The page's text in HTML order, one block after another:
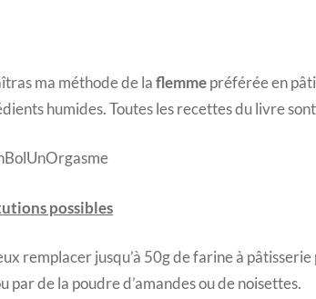
ma méthode de laflemmepréférée en
humides. Toutes les recettes du livre
possibles
remplacer jusqu’à 50g de farine à
par de la poudre d’amandes ou de noisettes.